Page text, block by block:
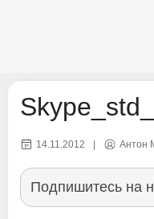
14.11.2012 | Антон
Подпишитесь на